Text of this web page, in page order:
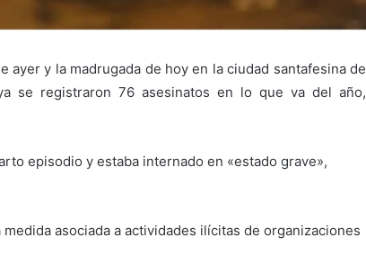
y la madrugada de hoy en la ciudad santafesina de
se registraron 76 asesinatos en lo que va del año,
episodio y estaba internado en «estado grave»,
asociada a actividades ilícitas de organizaciones